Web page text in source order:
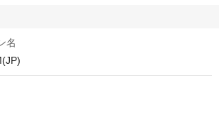
名